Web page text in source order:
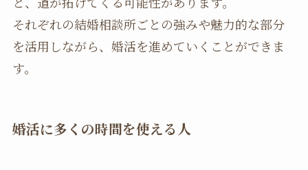
それぞれの結婚相談所ごとの強みや魅力的な部分
を活用しながら、婚活を進めていくことができま
す。
婚活に多くの時間を使える人